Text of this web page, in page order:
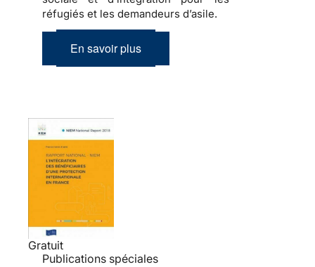
réfugiés et les demandeurs d’asile.
En savoir plus
Gratuit
Publications spéciales